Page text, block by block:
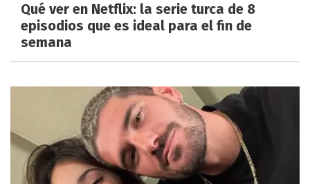
Qué ver en Netflix: la serie turca de 8
episodios que es ideal para el fin de
semana